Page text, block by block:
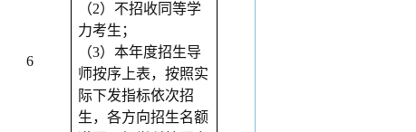
6
（2）不招收同等学
力考生；
（3）本年度招生导
师按序上表，按照实
际下发指标依次招
生，各方向招生名额